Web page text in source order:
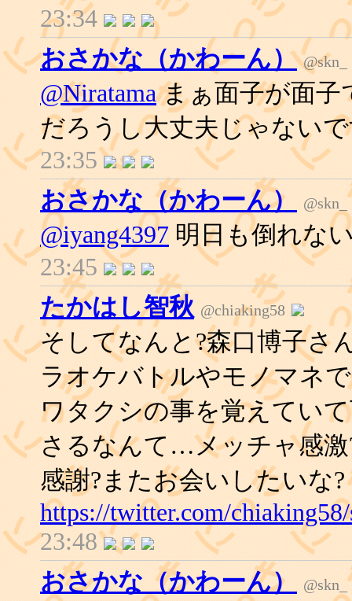
23:34
おさかな（かわーん） @skn_
@Niratamaまぁ面子が面子
だろうし大丈夫じゃない
23:35
おさかな（かわーん）
@skn_
@iyang4397 明日も倒れな
23:45
たかはし智秋 @chiaking58
そしてなんと?森口博子さ
ラオケバトルやモノマネ
ワタクシの事を覚えてい
さるなんて…メッチャ感
感謝?またお会いしたいな?
https://twitter.com/
23:48
おさかな（かわーん）
@skn_